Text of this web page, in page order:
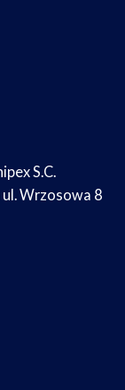
S.C.
Wrzosowa 8